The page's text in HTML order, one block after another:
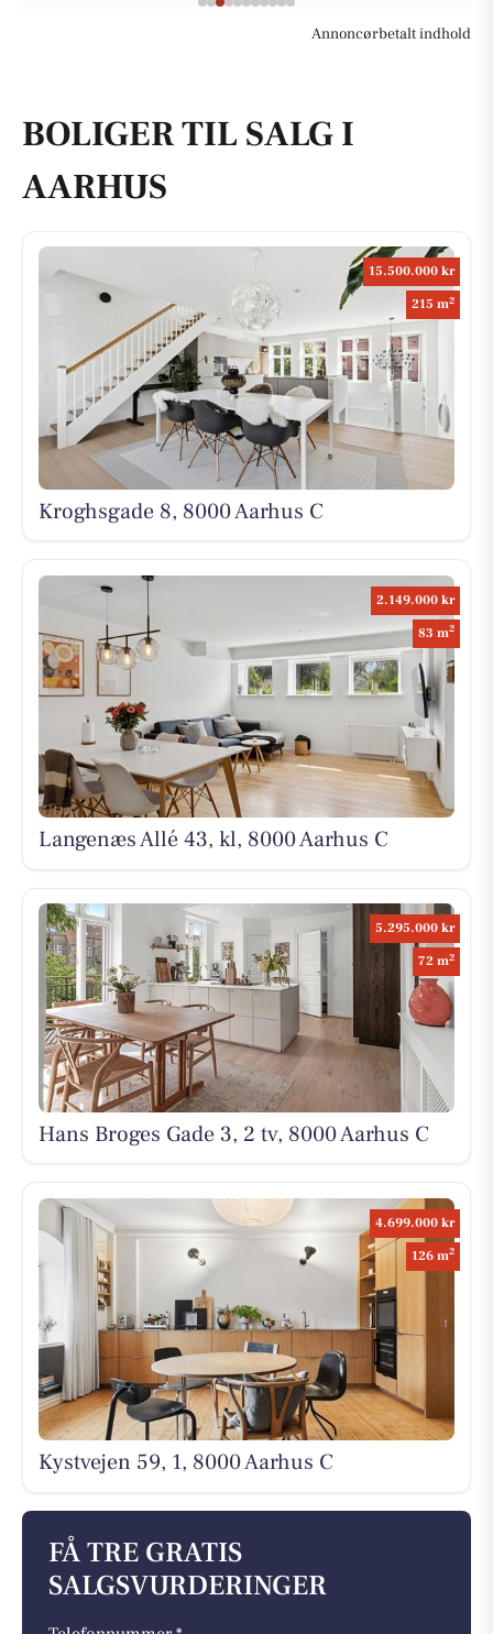
Annoncørbetalt indhold
BOLIGER TIL SALG I
AARHUS
15.500.000 kr
215 m2
Kroghsgade 8, 8000 Aarhus C
2.149.000 kr
83 m2
Langenæs Allé 43, kl, 8000 Aarhus C
5.295.000 kr
72 m2
Hans Broges Gade 3, 2 tv, 8000 Aarhus C
4.699.000 kr
126 m2
Kystvejen 59, 1, 8000 Aarhus C
FÅ TRE GRATIS
SALGSVURDERINGER